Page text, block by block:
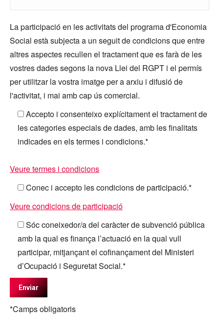
La participació en les activitats del programa d'Economia
Social està subjecta a un seguit de condicions que entre
altres aspectes recullen el tractament que es farà de les
vostres dades segons la nova Llei del RGPT i el permís
per utilitzar la vostra imatge per a arxiu i difusió de
l'activitat, i mai amb cap ús comercial.
Accepto i consenteixo explícitament el tractament de
les categories especials de dades, amb les finalitats
indicades en els termes i condicions.*
Veure termes i condicions
Conec i accepto les condicions de participació.*
Veure condicions de participació
Sóc coneixedor/a del caràcter de subvenció pública
amb la qual es finança l’actuació en la qual vull
participar, mitjançant el cofinançament del Ministeri
d’Ocupació i Seguretat Social.*
*Camps obligatoris